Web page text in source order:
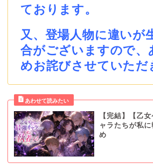
ております。
又、登場人物に違いが
合がございますので、
めお詫びさせていただ
【完結】【乙
ャラたちが私
め